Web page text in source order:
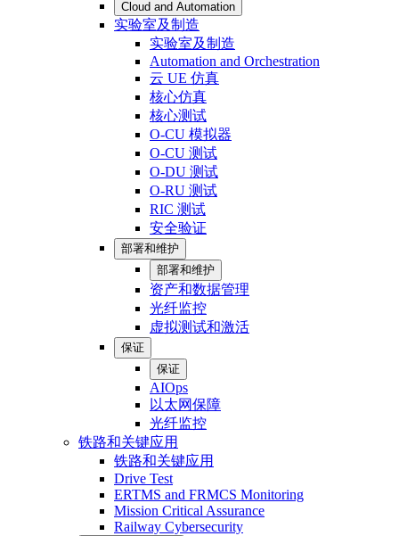
Cloud and Automation
实验室及制造
实验室及制造
Automation and Orchestration
云 UE 仿真
核心仿真
核心测试
O-CU 模拟器
O-CU 测试
O-DU 测试
O-RU 测试
RIC 测试
安全验证
部署和维护
部署和维护
资产和数据管理
光纤监控
虚拟测试和激活
保证
保证
AIOps
以太网保障
光纤监控
铁路和关键应用
铁路和关键应用
Drive Test
ERTMS and FRMCS Monitoring
Mission Critical Assurance
Railway Cybersecurity